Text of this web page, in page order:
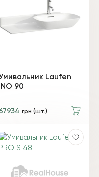
Laufen
INO 90
грн (шт.)